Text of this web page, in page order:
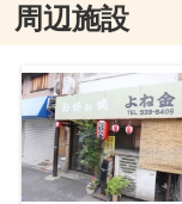
周辺施設